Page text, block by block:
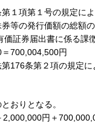
１項第１号の規定に
等の発行価額の総額
証券届出書に係る課
700,004,500円
176条第２項の規定
おりとなる。
円＋